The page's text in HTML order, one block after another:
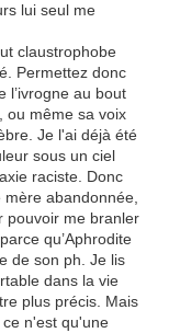
lui seul me
claustrophobe
Permettez donc
l’ivrogne au bout
ou même sa voix
Je l'ai déjà été
sous un ciel
raciste. Donc
abandonnée,
pouvoir me branler
qu’Aphrodite
de son ph. Je lis
dans la vie
plus précis. Mais
n'est qu'une